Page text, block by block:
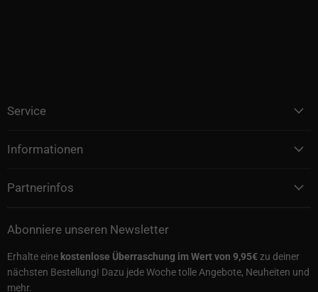
Service
Informationen
Partnerinfos
Abonniere unseren Newsletter
Erhalte eine kostenlose Überraschung im Wert von 9,95€zu deiner
nächsten Bestellung! Dazu jede Woche tolle Angebote, Neuheiten und
mehr.